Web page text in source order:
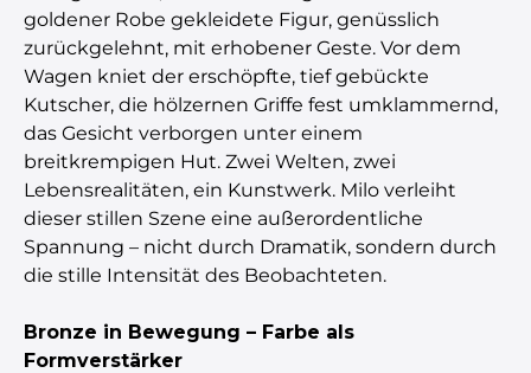
goldener Robe gekleidete Figur, genüsslich
zurückgelehnt, mit erhobener Geste. Vor dem
Wagen kniet der erschöpfte, tief gebückte
Kutscher, die hölzernen Griffe fest umklammernd,
das Gesicht verborgen unter einem
breitkrempigen Hut. Zwei Welten, zwei
Lebensrealitäten, ein Kunstwerk. Milo verleiht
dieser stillen Szene eine außerordentliche
Spannung – nicht durch Dramatik, sondern durch
die stille Intensität des Beobachteten.
Bronze in Bewegung – Farbe als
Formverstärker